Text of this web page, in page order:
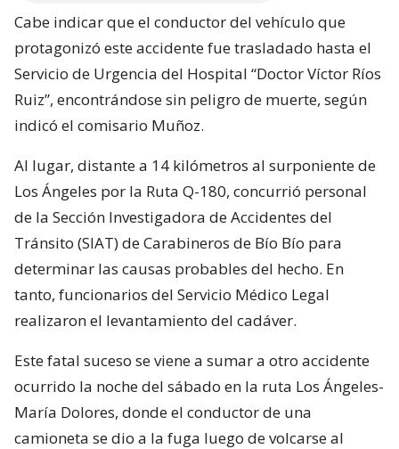
Cabe indicar que el conductor del vehículo que
protagonizó este accidente fue trasladado hasta el
Servicio de Urgencia del Hospital “Doctor Víctor Ríos
Ruiz”, encontrándose sin peligro de muerte, según
indicó el comisario Muñoz.
Al lugar, distante a 14 kilómetros al surponiente de
Los Ángeles por la Ruta Q-180, concurrió personal
de la Sección Investigadora de Accidentes del
Tránsito (SIAT) de Carabineros de Bío Bío para
determinar las causas probables del hecho. En
tanto, funcionarios del Servicio Médico Legal
realizaron el levantamiento del cadáver.
Este fatal suceso se viene a sumar a otro accidente
ocurrido la noche del sábado en la ruta Los Ángeles-
María Dolores, donde el conductor de una
camioneta se dio a la fuga luego de volcarse al